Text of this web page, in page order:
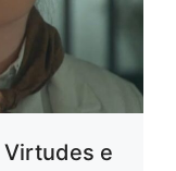
Virtudes e